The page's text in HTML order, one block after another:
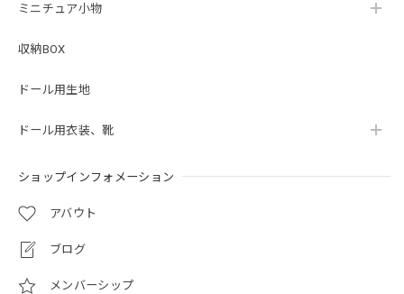
ミニチュア小物
収納BOX
ドール用生地
ドール用衣装、靴
ショップインフォメーション
アバウト
ブログ
メンバーシップ